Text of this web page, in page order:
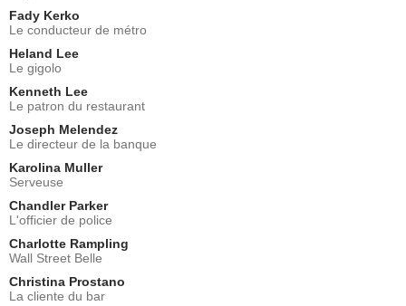
Fady Kerko
Le conducteur de métro
Heland Lee
Le gigolo
Kenneth Lee
Le patron du restaurant
Joseph Melendez
Le directeur de la banque
Karolina Muller
Serveuse
Chandler Parker
L'officier de police
Charlotte Rampling
Wall Street Belle
Christina Prostano
La cliente du bar